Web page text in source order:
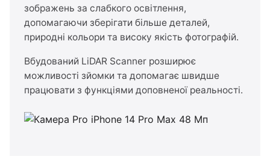
зображень за слабкого освітлення,
допомагаючи зберігати більше деталей,
природні кольори та високу якість фотографій.
Вбудований LiDAR Scanner розширює
можливості зйомки та допомагає швидше
працювати з функціями доповненої реальності.